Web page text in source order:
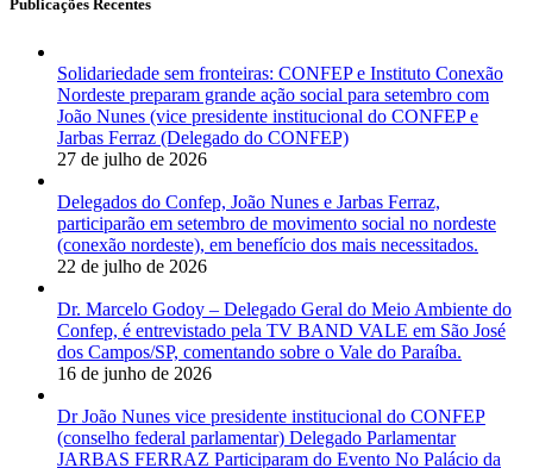
Publicações Recentes
Solidariedade sem fronteiras: CONFEP e Instituto Conexão
Nordeste preparam grande ação social para setembro com
João Nunes (vice presidente institucional do CONFEP e
Jarbas Ferraz (Delegado do CONFEP)
27 de julho de 2026
Delegados do Confep, João Nunes e Jarbas Ferraz,
participarão em setembro de movimento social no nordeste
(conexão nordeste), em benefício dos mais necessitados.
22 de julho de 2026
Dr. Marcelo Godoy – Delegado Geral do Meio Ambiente do
Confep, é entrevistado pela TV BAND VALE em São José
dos Campos/SP, comentando sobre o Vale do Paraíba.
16 de junho de 2026
Dr João Nunes vice presidente institucional do CONFEP
(conselho federal parlamentar) Delegado Parlamentar
JARBAS FERRAZ Participaram do Evento No Palácio da